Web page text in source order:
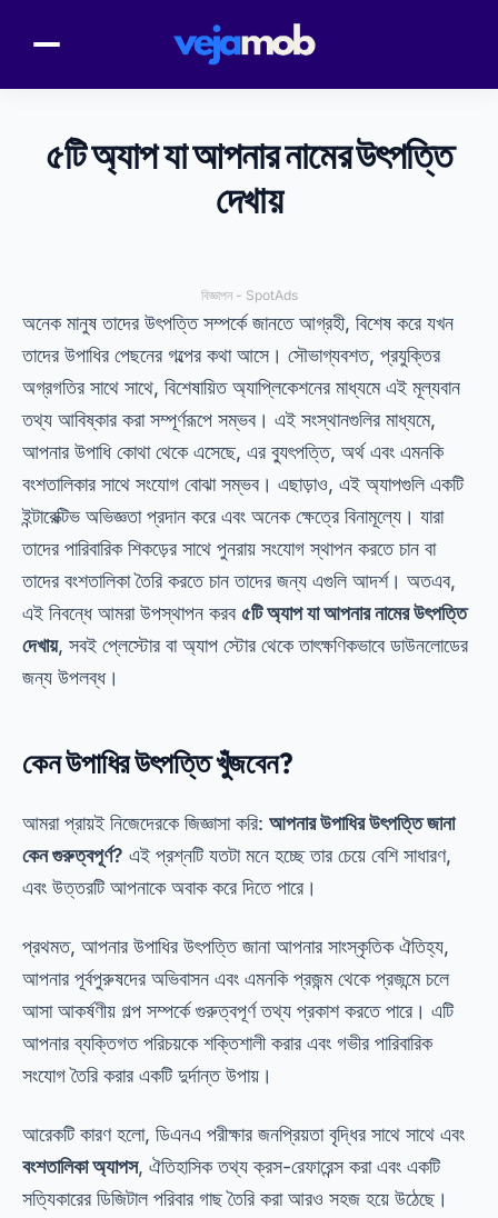
৫টি অ্যাপ যা আপনার নামের উৎপত্তি
দেখায়
বিজ্ঞাপন - SpotAds
অনেক মানুষ তাদের উৎপত্তি সম্পর্কে জানতে আগ্রহী, বিশেষ করে যখন
তাদের উপাধির পেছনের গল্পের কথা আসে। সৌভাগ্যবশত, প্রযুক্তির
অগ্রগতির সাথে সাথে, বিশেষায়িত অ্যাপ্লিকেশনের মাধ্যমে এই মূল্যবান
তথ্য আবিষ্কার করা সম্পূর্ণরূপে সম্ভব। এই সংস্থানগুলির মাধ্যমে,
আপনার উপাধি কোথা থেকে এসেছে, এর ব্যুৎপত্তি, অর্থ এবং এমনকি
বংশতালিকার সাথে সংযোগ বোঝা সম্ভব। এছাড়াও, এই অ্যাপগুলি একটি
ইন্টারেক্টিভ অভিজ্ঞতা প্রদান করে এবং অনেক ক্ষেত্রে বিনামূল্যে। যারা
তাদের পারিবারিক শিকড়ের সাথে পুনরায় সংযোগ স্থাপন করতে চান বা
তাদের বংশতালিকা তৈরি করতে চান তাদের জন্য এগুলি আদর্শ। অতএব,
এই নিবন্ধে আমরা উপস্থাপন করব ৫টি অ্যাপ যা আপনার নামের উৎপত্তি
দেখায়, সবই প্লেস্টোর বা অ্যাপ স্টোর থেকে তাৎক্ষণিকভাবে ডাউনলোডের
জন্য উপলব্ধ।
কেন উপাধির উৎপত্তি খুঁজবেন?
আমরা প্রায়ই নিজেদেরকে জিজ্ঞাসা করি: আপনার উপাধির উৎপত্তি জানা
কেন গুরুত্বপূর্ণ? এই প্রশ্নটি যতটা মনে হচ্ছে তার চেয়ে বেশি সাধারণ,
এবং উত্তরটি আপনাকে অবাক করে দিতে পারে।
প্রথমত, আপনার উপাধির উৎপত্তি জানা আপনার সাংস্কৃতিক ঐতিহ্য,
আপনার পূর্বপুরুষদের অভিবাসন এবং এমনকি প্রজন্ম থেকে প্রজন্মে চলে
আসা আকর্ষণীয় গল্প সম্পর্কে গুরুত্বপূর্ণ তথ্য প্রকাশ করতে পারে। এটি
আপনার ব্যক্তিগত পরিচয়কে শক্তিশালী করার এবং গভীর পারিবারিক
সংযোগ তৈরি করার একটি দুর্দান্ত উপায়।
আরেকটি কারণ হলো, ডিএনএ পরীক্ষার জনপ্রিয়তা বৃদ্ধির সাথে সাথে এবং
বংশতালিকা অ্যাপস, ঐতিহাসিক তথ্য ক্রস-রেফারেন্স করা এবং একটি
সত্যিকারের ডিজিটাল পরিবার গাছ তৈরি করা আরও সহজ হয়ে উঠেছে।